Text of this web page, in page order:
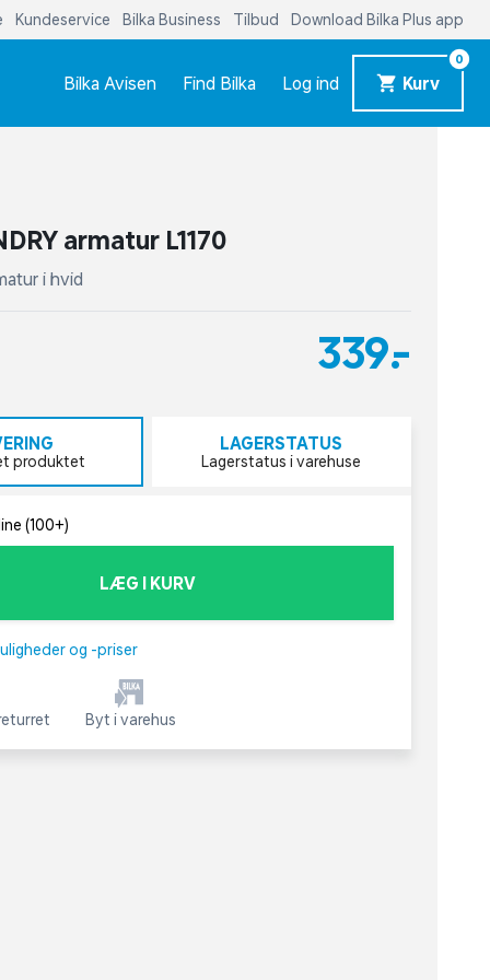
Kundeservice Bilka Business Tilbud Download Bilka Plus app
Bilka Avisen Find Bilka Log ind Kurv
0
armatur L1170
i hvid
339,-
produktet
LAGERSTATUS
Lagerstatus i varehuse
(100+)
LÆG I KURV
og -priser
Byt i varehus